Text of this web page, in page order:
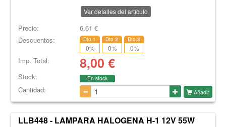
Ver detalles del artículo
Precio: 6,61 €
Descuentos:
Dto.1
0%
Dto.2
0%
Dto.3
0%
Imp. Total: 8,00 €
Stock: En stock
Cantidad: Añadir
LLB448 - LAMPARA HALOGENA H-1 12V 55W